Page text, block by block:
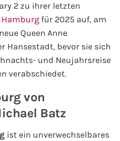
2 zu ihrer letzten
für 2025 auf, am
Queen Anne
Hansestadt, bevor sie sich
und Neujahrsreise
verabschiedet.
von
Batz
ist ein unverwechselbares